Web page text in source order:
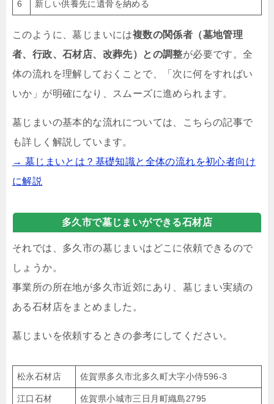
6 新しい供養先に遺骨を納める
このように、墓じまいには複数の関係者（墓地管理
者、行政、石材店、改葬先）との調整が必要です。全
体の流れを理解しておくことで、「次に何をすればい
いか」が明確になり、スムーズに進められます。
墓じまいの基本的な流れについては、こちらの記事で
も詳しく解説しています。
→ 墓じまいとは？基礎知識と全体の流れを初心者向け
に解説
多久市で墓じまいができる石材店
それでは、多久市の墓じまいはどこに依頼できるので
しょうか。
事業所の所在地が多久市近郊にあり、墓じまい実績の
ある石材店をまとめました。
墓じまいを依頼するときの参考にしてください。
松永石材店 佐賀県多久市北多久町大字小侍596-3
江口石材 佐賀県小城市三日月町織島2795